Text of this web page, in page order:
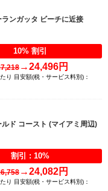
ランガッタ ビーチに近接
10% 割引
→24,496円
り 目安額(税・サービス料別)：
ルド コースト (マイアミ周辺)
割引 : 10%
→24,082円
り 目安額(税・サービス料別)：